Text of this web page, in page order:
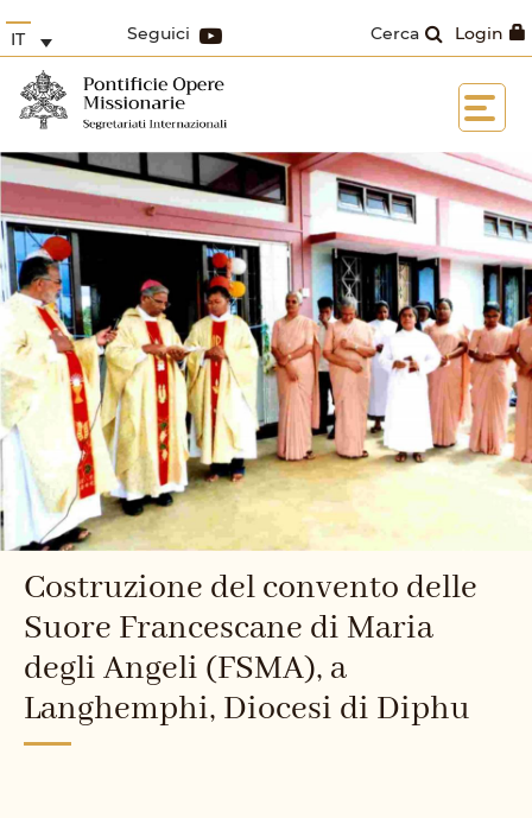
Login
Cerca
Seguici
IT
Costruzione del convento delle
Suore Francescane di Maria
degli Angeli (FSMA), a
Langhemphi, Diocesi di Diphu